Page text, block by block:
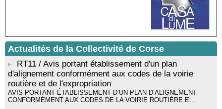
! Événement reporté ! Cycle de conférences peinture animé
par Alexandre Dominati - Mediateca territuriale di Santa Lucia di
Actualités de la Collectivité de Corse
RT11 / Avis portant établissement d'un plan
d'alignement conformément aux codes de la voirie
routière et de l'expropriation
AVIS PORTANT ÉTABLISSEMENT D’UN PLAN D’ALIGNEMENT
CONFORMÉMENT AUX CODES DE LA VOIRIE ROUTIÈRE E...